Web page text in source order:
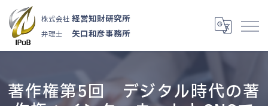
株式会社 経営知財研究所
弁理士 矢口和彦事務所
著作権第5回 デジタル時代の著